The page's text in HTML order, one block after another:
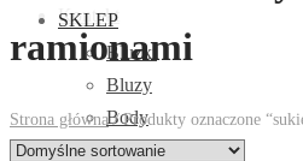
Kontakt
SKLEP
Bluzki
Bluzy
Body
Golfy
ramionami
Strona główna /Produkty oznaczone